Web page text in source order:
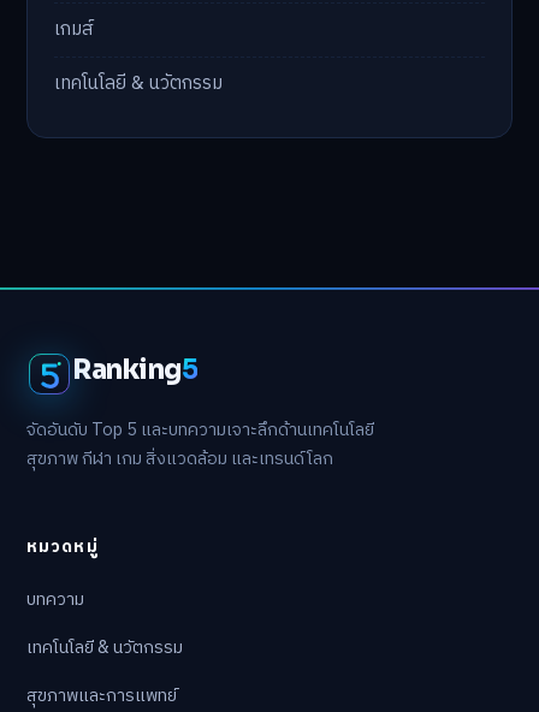
เกมส์
เทคโนโลยี & นวัตกรรม
Ranking5
จัดอันดับ Top 5 และบทความเจาะลึกด้านเทคโนโลยี
สุขภาพ กีฬา เกม สิ่งแวดล้อม และเทรนด์โลก
หมวดหมู่
บทความ
เทคโนโลยี & นวัตกรรม
สุขภาพและการแพทย์